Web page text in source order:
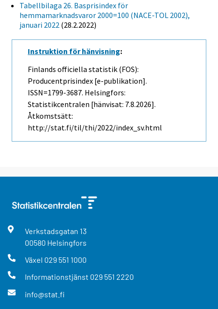
Tabellbilaga 26. Basprisindex för
hemmamarknadsvaror 2000=100 (NACE-TOL 2002),
januari 2022 (28.2.2022)
Instruktion för hänvisning:
Finlands officiella statistik (FOS):
Producentprisindex [e-publikation].
ISSN=1799-3687. Helsingfors:
Statistikcentralen [hänvisat: 7.8.2026].
Åtkomstsätt:
http://stat.fi/til/thi/2022/index_sv.html
Verkstadsgatan 13
00580 Helsingfors
Växel 029 551 1000
Informationstjänst 029 551 2220
info@stat.fi